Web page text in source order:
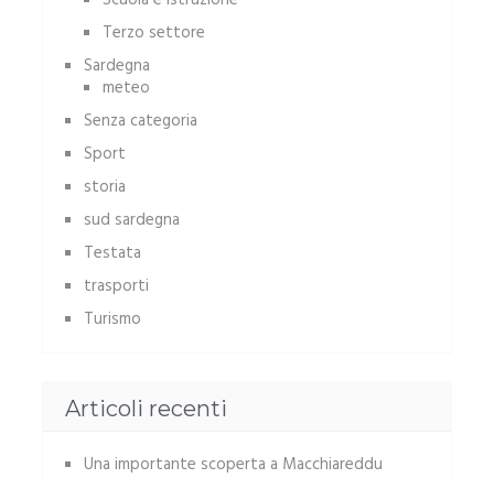
Terzo settore
Sardegna
meteo
Senza categoria
Sport
storia
sud sardegna
Testata
trasporti
Turismo
Articoli recenti
Una importante scoperta a Macchiareddu